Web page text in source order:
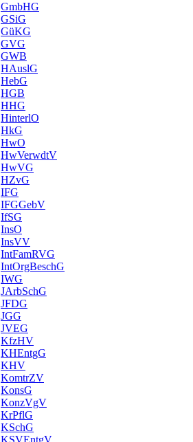
GmbHG
GSiG
GüKG
GVG
GWB
HAuslG
HebG
HGB
HHG
HinterlO
HkG
HwO
HwVerwdtV
HwVG
HZvG
IFG
IFGGebV
IfSG
InsO
InsVV
IntFamRVG
IntOrgBeschG
IWG
JArbSchG
JFDG
JGG
JVEG
KfzHV
KHEntgG
KHV
KomtrZV
KonsG
KonzVgV
KrPflG
KSchG
KSVEntgV